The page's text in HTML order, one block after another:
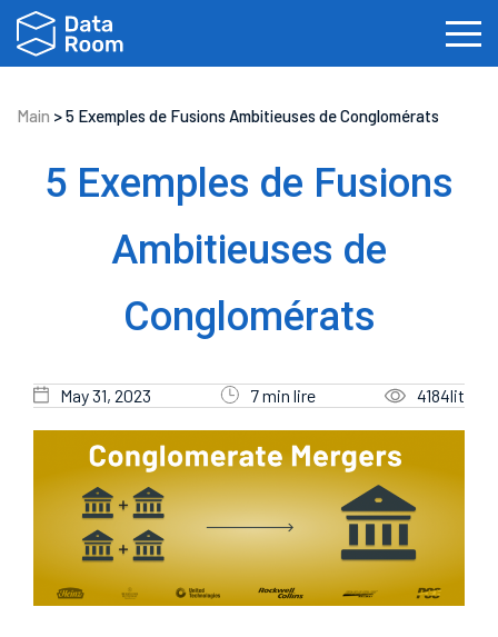
Español Português
Italiano Nederlands
Main >5 Exemples de Fusions Ambitieuses de Conglomérats
5 Exemples de Fusions
Ambitieuses de
Conglomérats
May 31, 2023 7 min lire 4184lit